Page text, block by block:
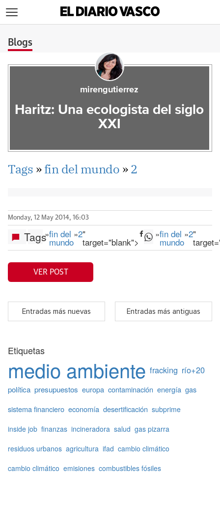
Blogs
mirengutierrez
Haritz: Una ecologista del siglo
XXI
Tags »fin del mundo »2
Monday, 12 May 2014, 16:03
Tags»fin del
mundo
»2"
target="blank">
»fin del
mundo
»2"
VER POST
Entradas más nuevas Entradas más antiguas
Etiquetas
medio ambiente fracking río+20
política presupuestos europa contaminación energía gas
sistema financiero economía desertificación subprime
inside job finanzas incineradora salud gas pizarra
residuos urbanos agricultura ifad cambio climático
cambio climático emisiones combustibles fósiles